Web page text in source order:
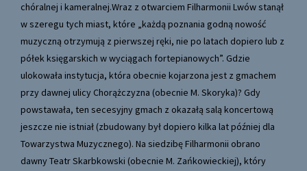
chóralnej i kameralnej.Wraz z otwarciem Filharmonii Lwów stanął
w szeregu tych miast, które „każdą poznania godną nowość
muzyczną otrzymują z pierwszej ręki, nie po latach dopiero lub z
półek księgarskich w wyciągach fortepianowych”. Gdzie
ulokowała instytucja, która obecnie kojarzona jest z gmachem
przy dawnej ulicy Chorążczyzna (obecnie M. Skoryka)? Gdy
powstawała, ten secesyjny gmach z okazałą salą koncertową
jeszcze nie istniał (zbudowany był dopiero kilka lat później dla
Towarzystwa Muzycznego). Na siedzibę Filharmonii obrano
dawny Teatr Skarbkowski (obecnie M. Zańkowieckiej), który